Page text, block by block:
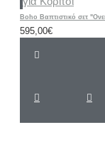
595,00€